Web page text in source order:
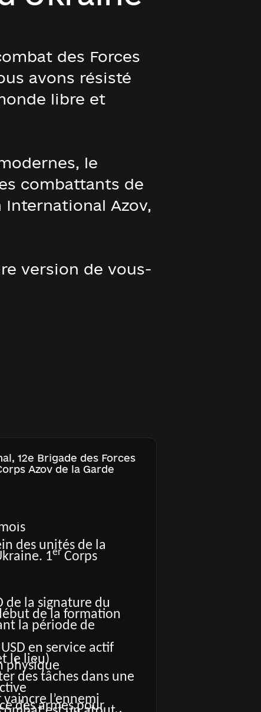
des Forces
avons résisté
libre et
le
combattants de
Azov,
version de vous-
12e Brigade des Forces
Azov de la Garde
des unités de la
1er Corps
de la signature du
de la formation
la période de
en service actif
le lieu)
physique
des tâches dans une
l’ennemi
des armes pour